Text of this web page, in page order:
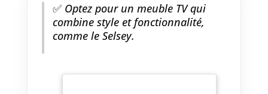
✅Optez pour un meuble TV qui
combine style et fonctionnalité,
comme le Selsey.